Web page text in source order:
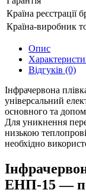
Країна реєстрації
Країна-виробник
Опис
Відгуків (0)
Інфрачервона
універсальний
основного та
Для уникнення
низькою
необхідно
ЕНП-15 —